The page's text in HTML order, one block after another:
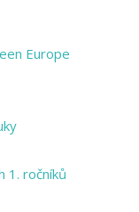
Europe
1. ročníků